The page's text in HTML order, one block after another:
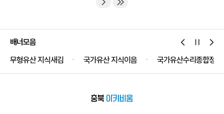
배너모음
무형유산 지식새김
국가유산 지식이음 국가유산수리종합정보